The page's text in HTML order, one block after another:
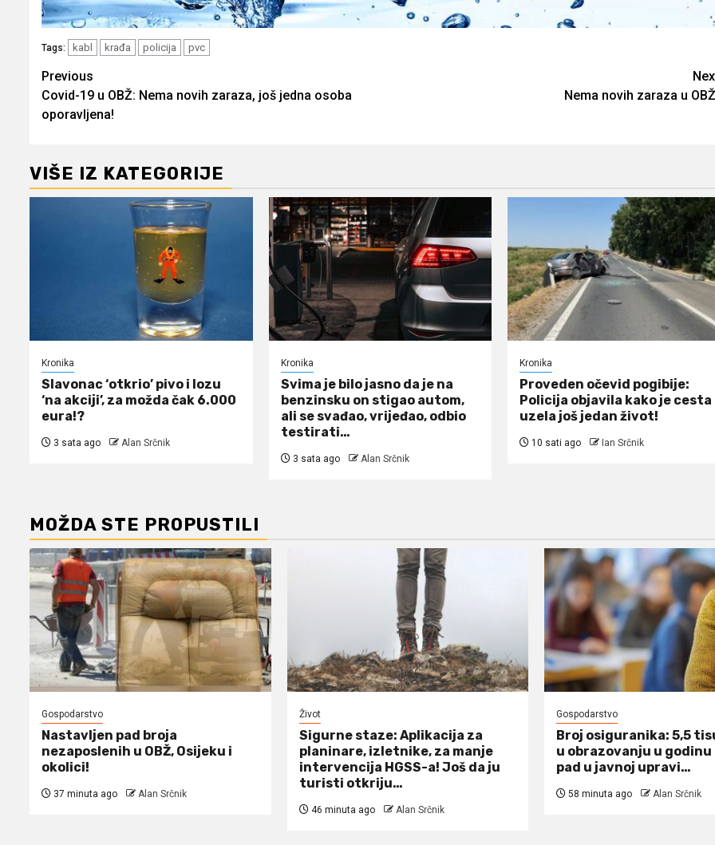
Tags: kabl krađa policija pvc
Post
navigation
Previous
Covid-19 u OBŽ: Nema novih zaraza, još jedna osoba
oporavljena!
Nema novih zaraza u
VIŠE IZ KATEGORIJE
Kronika
Slavonac ‘otkrio’ pivo i lozu
‘na akciji’, za možda čak 6.000
eura!?
3 sata ago Alan Srčnik
Kronika
Svima je bilo jasno da je na
benzinsku on stigao autom,
ali se svađao, vrijeđao, odbio
testirati…
3 sata ago Alan Srčnik
Kronika
Proveden očevid pogibije:
Policija objavila kako je cesta
uzela još jedan život!
10 sati ago Ian Srčnik
MOŽDA STE PROPUSTILI
Gospodarstvo
Nastavljen pad broja
nezaposlenih u OBŽ, Osijeku i
okolici!
37 minuta ago Alan Srčnik
Život
Sigurne staze: Aplikacija za
planinare, izletnike, za manje
intervencija HGSS-a! Još da ju
turisti otkriju…
46 minuta ago Alan Srčnik
Gospodarstvo
Broj osiguranika: 5,5
u obrazovanju u godinu
pad u javnoj upravi…
58 minuta ago Alan Srčnik